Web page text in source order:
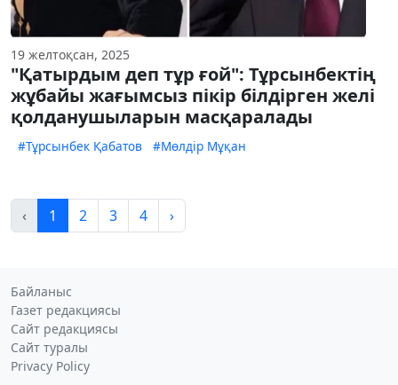
19 желтоқсан, 2025
"Қатырдым деп тұр ғой": Тұрсынбектің
жұбайы жағымсыз пікір білдірген желі
қолданушыларын масқаралады
#Тұрсынбек Қабатов #Мөлдір Мұқан
‹ 1 2 3 4 ›
Байланыс
Газет редакциясы
Сайт редакциясы
Сайт туралы
Privacy Policy